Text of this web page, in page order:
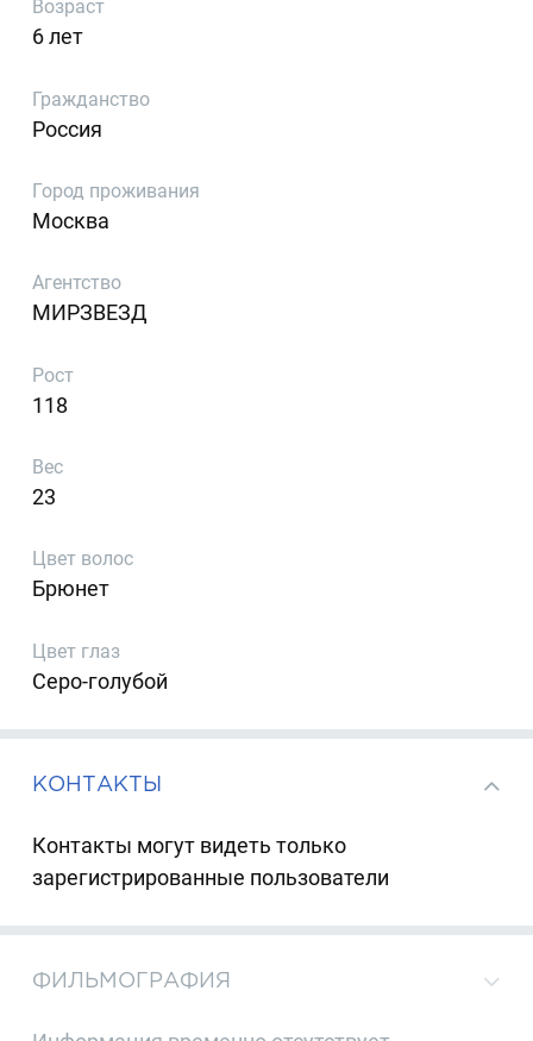
Возраст
6 лет
Гражданство
Россия
Город проживания
Москва
Агентство
МИРЗВЕЗД
Рост
118
Вес
23
Цвет волос
Брюнет
Цвет глаз
Серо-голубой
КОНТАКТЫ
Контакты могут видеть только
зарегистрированные пользователи
ФИЛЬМОГРАФИЯ